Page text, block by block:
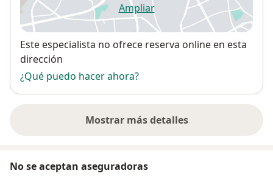
Ampliarse abre en una nueva
Disponibilidad
Este especialista no ofrece reserva online en esta
dirección
¿Qué puedo hacer ahora?
Mostrar más detalles
sobre la dirección
No se aceptan aseguradoras